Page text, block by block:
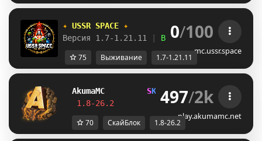
✦ USSR SPACE ✦
Версия 1.7-1.21.11
Выживание | Приваты
0/100
mc.ussr.space
75 Выживание 1.7-1.21.11
AkumaMC SK BLOCK JUS T E
1.8-26.2
Join Now ┃ discord.gg/
497/2k
play.akumamc.net
70 СкайБлок 1.8-26.2